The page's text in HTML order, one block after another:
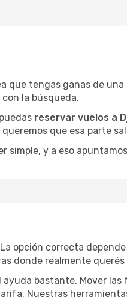
que tengas ganas de
la búsqueda.
reservar vuelos a
que esa parte
simple, y a eso
opción correcta
donde realmente querés
bastante. Mover las
Nuestras